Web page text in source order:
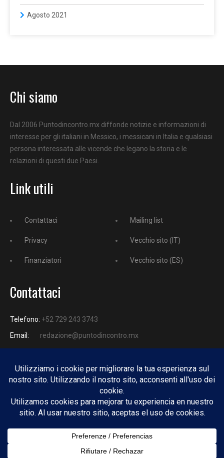
Agosto 2021
Chi siamo
Dal 2006 Puntodincontro.mx diffonde notizie e informazioni di
interesse per gli italiani in Messico, i messicani in Italia e qualsiasi
persona interessata alle vicende che legano la storia e le
relazioni di questi due Paesi.
Link utili
Contattaci
Privacy
Finanziatori
Mailing list
Vecchio sito (IT)
Vecchio sito (ES)
Contattaci
Telefono: +52 729 243 3743
Email:
redazione@puntodincontro.mx
PUNTODINCONTRO